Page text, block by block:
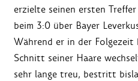
erzielte seinen ersten
beim 3:0 über Bayer
Während er in der Folgezeit
Schnitt seiner Haare
sehr lange treu, bestritt